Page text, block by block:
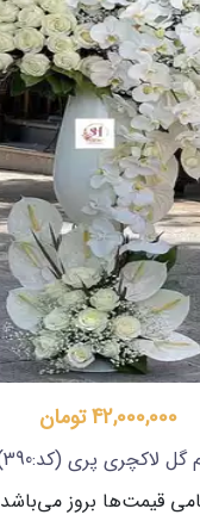
42,000,000 تومان
گل لاکچری پری (کد:390)
قیمت‌ها بروز می‌باشد